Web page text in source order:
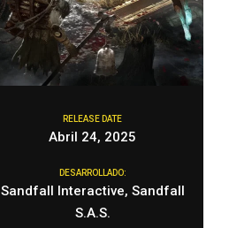
RELEASE DATE
Abril 24, 2025
DESARROLLADO:
Sandfall Interactive, Sandfall
S.A.S.